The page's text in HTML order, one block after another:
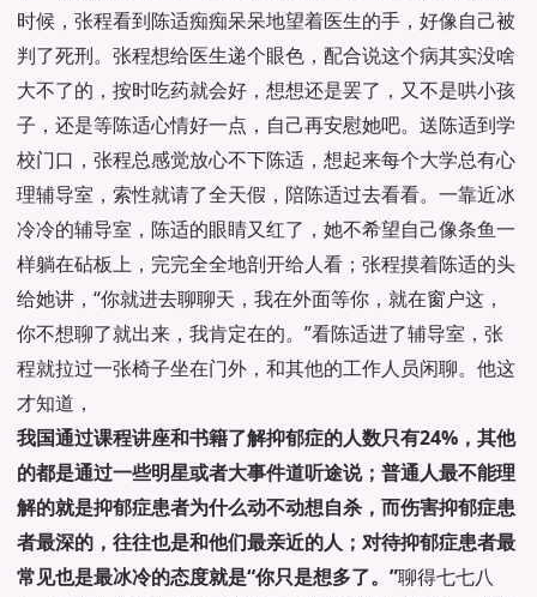
时候，张程看到陈适痴痴呆呆地望着医生的手，好像自己被
判了死刑。张程想给医生递个眼色，配合说这个病其实没啥
大不了的，按时吃药就会好，想想还是罢了，又不是哄小孩
子，还是等陈适心情好一点，自己再安慰她吧。送陈适到学
校门口，张程总感觉放心不下陈适，想起来每个大学总有心
理辅导室，索性就请了全天假，陪陈适过去看看。一靠近冰
冷冷的辅导室，陈适的眼睛又红了，她不希望自己像条鱼一
样躺在砧板上，完完全全地剖开给人看；张程摸着陈适的头
给她讲，“你就进去聊聊天，我在外面等你，就在窗户这，
你不想聊了就出来，我肯定在的。”看陈适进了辅导室，张
程就拉过一张椅子坐在门外，和其他的工作人员闲聊。他这
才知道，
我国通过课程讲座和书籍了解抑郁症的人数只有24%，其他
的都是通过一些明星或者大事件道听途说；普通人最不能理
解的就是抑郁症患者为什么动不动想自杀，而伤害抑郁症患
者最深的，往往也是和他们最亲近的人；对待抑郁症患者最
常见也是最冰冷的态度就是“你只是想多了。”聊得七七八